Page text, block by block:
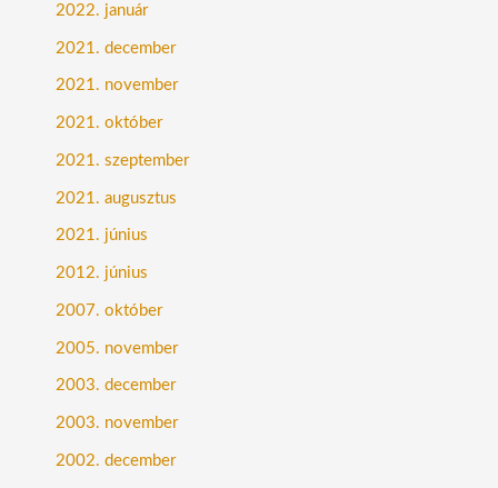
2022. január
2021. december
2021. november
2021. október
2021. szeptember
2021. augusztus
2021. június
2012. június
2007. október
2005. november
2003. december
2003. november
2002. december